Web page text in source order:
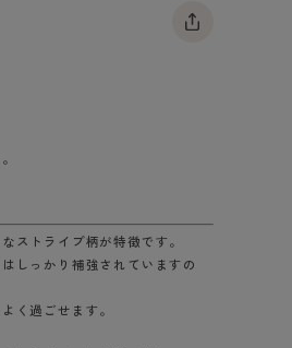
ュニ
ブランド一覧へ
ストライプ柄が特徴です。
しっかり補強されていますの
く過ごせます。